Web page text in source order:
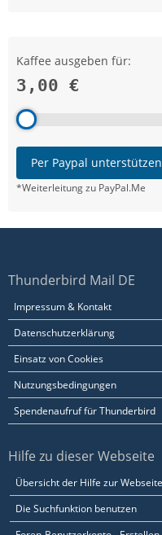
Kaffee ausgeben für:
3,00 €
Per Paypal
*Weiterleitung zu PayPal.Me
Thunderbird Mail DE
Impressum & Kontakt
Datenschutzerklärung
Einsatz von Cookies
Nutzungsbedingungen
Spendenaufruf für Thunderbird
Hilfe zu dieser Webseite
Übersicht der Hilfe zur Webseite
Die Suchfunktion benutzen